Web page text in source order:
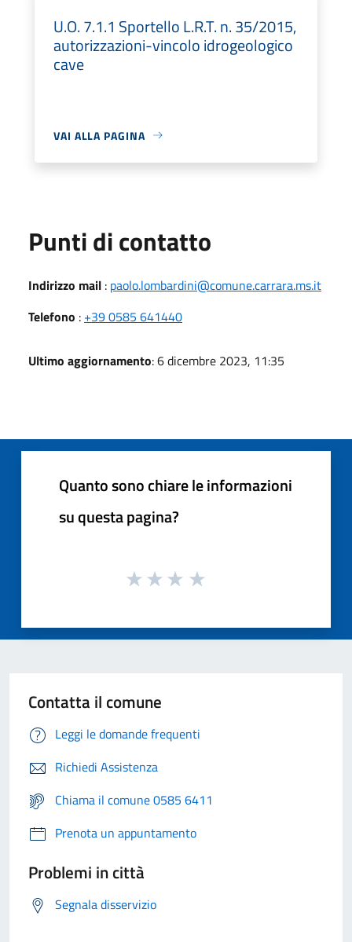
U.O. 7.1.1 Sportello L.R.T. n. 35/2015,
autorizzazioni-vincolo idrogeologico
cave
VAI ALLA PAGINA
Punti di contatto
Indirizzo mail : paolo.lombardini@comune.carrara.ms.it
Telefono : +39 0585 641440
Ultimo aggiornamento: 6 dicembre 2023, 11:35
Quanto sono chiare le informazioni
su questa pagina?
Contatta il comune
Leggi le domande frequenti
Richiedi Assistenza
Chiama il comune 0585 6411
Prenota un appuntamento
Problemi in città
Segnala disservizio